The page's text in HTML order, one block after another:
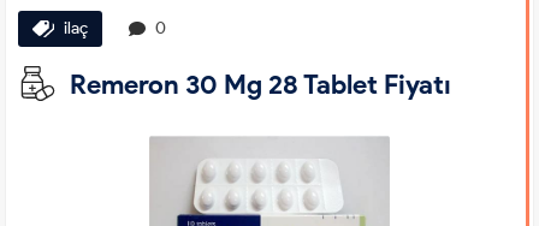
ilaç 0
Remeron 30 Mg 28 Tablet Fiyatı